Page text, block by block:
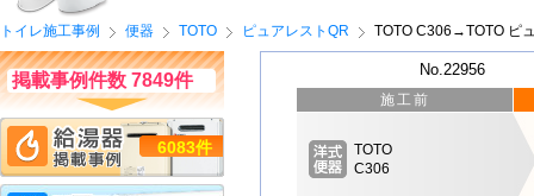
トイレ施工事例 便器 TOTO ピュアレストQR TOTO C306→TOTO ピ
No.22956
施工前
TOTO
C306
掲載事例件数 7849件
6083件